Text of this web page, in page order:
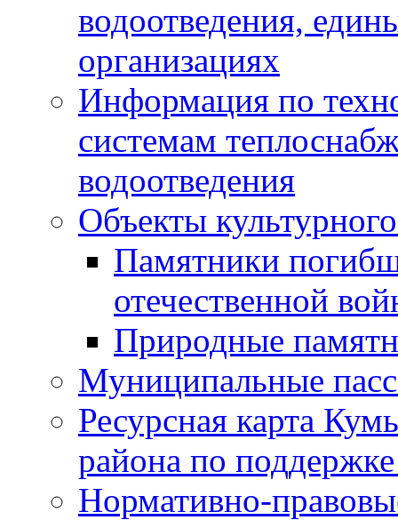
водоотведения,
организациях
Информация по
системам
водоотведения
Объекты
Памятники
отечественной
Природные
Муниципальные
Ресурсная карта
района по
Нормативно-